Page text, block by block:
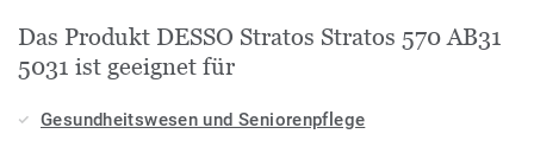
Das Produkt DESSO Stratos Stratos 570 AB31
5031 ist geeignet für
Gesundheitswesen und Seniorenpflege